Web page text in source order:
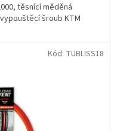
těsnící měděná
šroub KTM
Kód: TUBLISS18